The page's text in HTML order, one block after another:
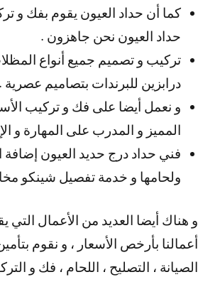
كما أن حداد العيون يقوم بفك و
حداد العيون نحن جاهزون .
تركيب و تصميم جميع أنواع
درابزين للبرندات بتصاميم عصرية .
و نعمل أيضا على فك و تركيب
المميز و المدرب على المهارة و
فني حداد درج حديد العيون
ولحامها و خدمة تفصيل شينكو
أعمالنا بأرخص الأسعار ، و نقوم
الصيانة ، التصليح ، اللحام ، فك و